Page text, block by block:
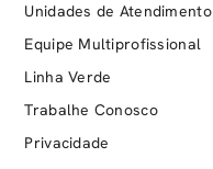
Unidades de Atendimento
Equipe Multiprofissional
Linha Verde
Trabalhe Conosco
Privacidade